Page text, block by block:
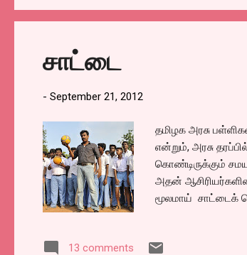
சாட்டை
- September 21, 2012
தமிழக அரசு
என்றும், அரசு
கொண்டிருக்கும்
அதன்
மூலமாய் சாட்டைக்
13 comments